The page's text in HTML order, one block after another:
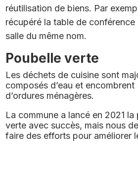
réutilisation de biens. Par
récupéré la table de conférence
salle du même nom.
Poubelle verte
Les déchets de cuisine sont
composés d’eau et encombrent
d’ordures ménagères.
La commune a lancé en 2021
verte avec succès, mais nous
faire des efforts pour améliorer